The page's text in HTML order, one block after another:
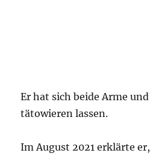
Er hat sich beide Arme
tätowieren lassen.
Im August 2021 erklärte